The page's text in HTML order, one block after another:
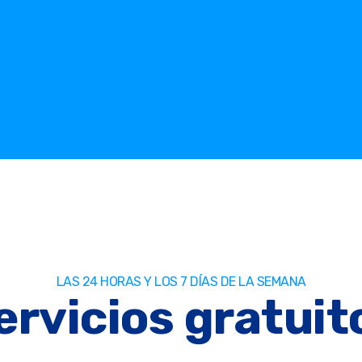
LAS 24 HORAS Y LOS 7 DÍAS DE LA SEMANA